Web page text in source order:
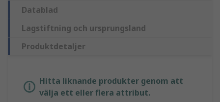
Datablad
Lagstiftning och ursprungsland
Produktdetaljer
Hitta liknande produkter genom att
välja ett eller flera attribut.